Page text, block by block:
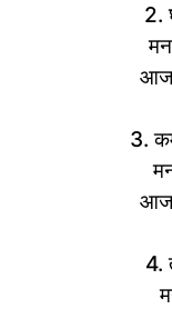
2.
आज
3.
आज
4.